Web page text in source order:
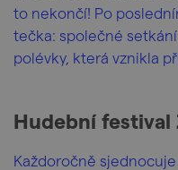
to nekončí! Po
tečka: společné
polévky, která vznikla
Hudební festival
Každoročně